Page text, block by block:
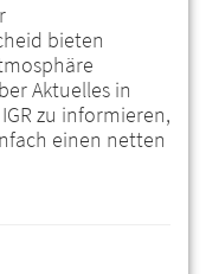
bieten
Aktuelles in
zu informieren,
einen netten